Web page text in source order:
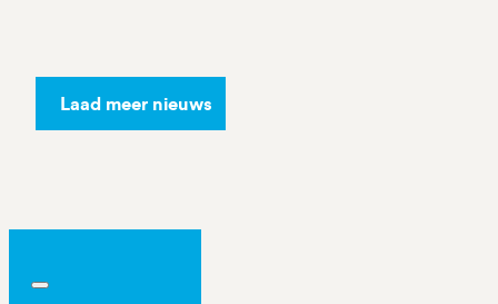
Laad meer nieuws